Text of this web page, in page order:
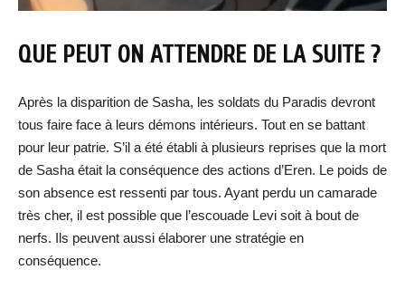
QUE PEUT ON ATTENDRE DE LA SUITE ?
Après la disparition de Sasha, les soldats du Paradis devront
tous faire face à leurs démons intérieurs. Tout en se battant
pour leur patrie. S’il a été établi à plusieurs reprises que la mort
de Sasha était la conséquence des actions d’Eren. Le poids de
son absence est ressenti par tous. Ayant perdu un camarade
très cher, il est possible que l’escouade Levi soit à bout de
nerfs. Ils peuvent aussi élaborer une stratégie en
conséquence.